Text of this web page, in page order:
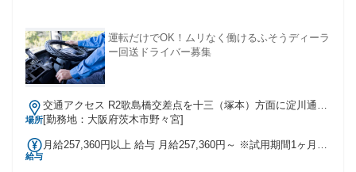
ダンプ、配送・配達ドライバーの経験 * レンタカーショップ
での車両回送、洗車、店舗受付の経験 * 自動車ディーラー、
整備工場、オークション会場等での回送運転手経験 学歴不問
｜未経験歓迎｜ブランク歓迎｜年齢不問｜車通勤OK｜転勤な
運転だけでOK！ムリなく働けるふそうディーラ
ー回送ドライバー募集
場所
交通アクセス R2歌島橋交差点を十三（塚本）方面に淀川通り
を600m進み、野里2交差点左側
[勤務地：大阪府茨木市野々宮]
給与
月給257,360円以上 給与 月給257,360円～ ※試用期間1ヶ月有